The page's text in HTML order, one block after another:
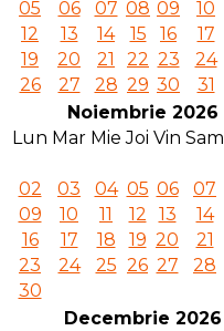
05 06 07 08 09 10
12
13 14 15 16 17
19
20 21 22 23 24
26
27 28 29 30
31
Noiembrie 2026
Lun Mar Mie Joi Vin Sam
02
03 04 05 06 07
09
10 11 12 13 14
16
17 18 19 20 21
23
24 25 26 27 28
30
Decembrie 2026